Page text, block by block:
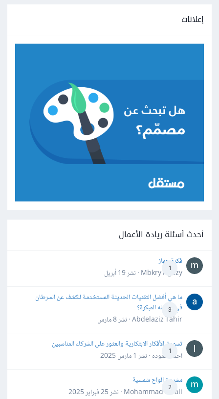
إعلانات
أحدث أسئلة ريادة الأعمال
1
فكرة جهاز
Mbkry Hgazy · نشر
19 أبريل
3
ما هي أفضل التقنيات الحديثة المستخدمة للكشف عن السرطان
في مراحله المبكرة؟
Abdelaziz Tahir · نشر
8 مارس
1
تسويق الأفكار الابتكارية والعثور على الشركاء المناسبين
احمد حموده · نشر 1 مارس 2025
2
مشروع الواح شمسية
Mohammad Awali · نشر
25 فبراير 2025